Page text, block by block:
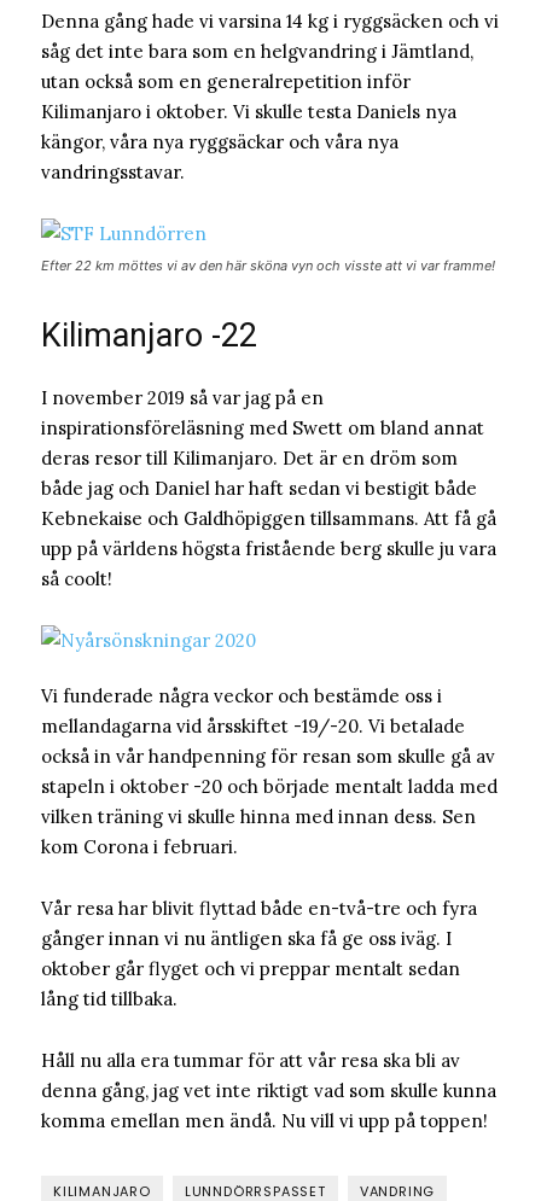
Denna gång hade vi varsina 14 kg i ryggsäcken och vi
såg det inte bara som en helgvandring i Jämtland,
utan också som en generalrepetition inför
Kilimanjaro i oktober. Vi skulle testa Daniels nya
kängor, våra nya ryggsäckar och våra nya
vandringsstavar.
Efter 22 km möttes vi av den här sköna vyn och visste att vi var framme!
Kilimanjaro -22
I november 2019 så var jag på en
inspirationsföreläsning med Swett om bland annat
deras resor till Kilimanjaro. Det är en dröm som
både jag och Daniel har haft sedan vi bestigit både
Kebnekaise och Galdhöpiggen tillsammans. Att få gå
upp på världens högsta fristående berg skulle ju vara
så coolt!
Vi funderade några veckor och bestämde oss i
mellandagarna vid årsskiftet -19/-20. Vi betalade
också in vår handpenning för resan som skulle gå av
stapeln i oktober -20 och började mentalt ladda med
vilken träning vi skulle hinna med innan dess. Sen
kom Corona i februari.
Vår resa har blivit flyttad både en-två-tre och fyra
gånger innan vi nu äntligen ska få ge oss iväg. I
oktober går flyget och vi preppar mentalt sedan
lång tid tillbaka.
Håll nu alla era tummar för att vår resa ska bli av
denna gång, jag vet inte riktigt vad som skulle kunna
komma emellan men ändå. Nu vill vi upp på toppen!
KILIMANJARO LUNNDÖRRSPASSET VANDRING